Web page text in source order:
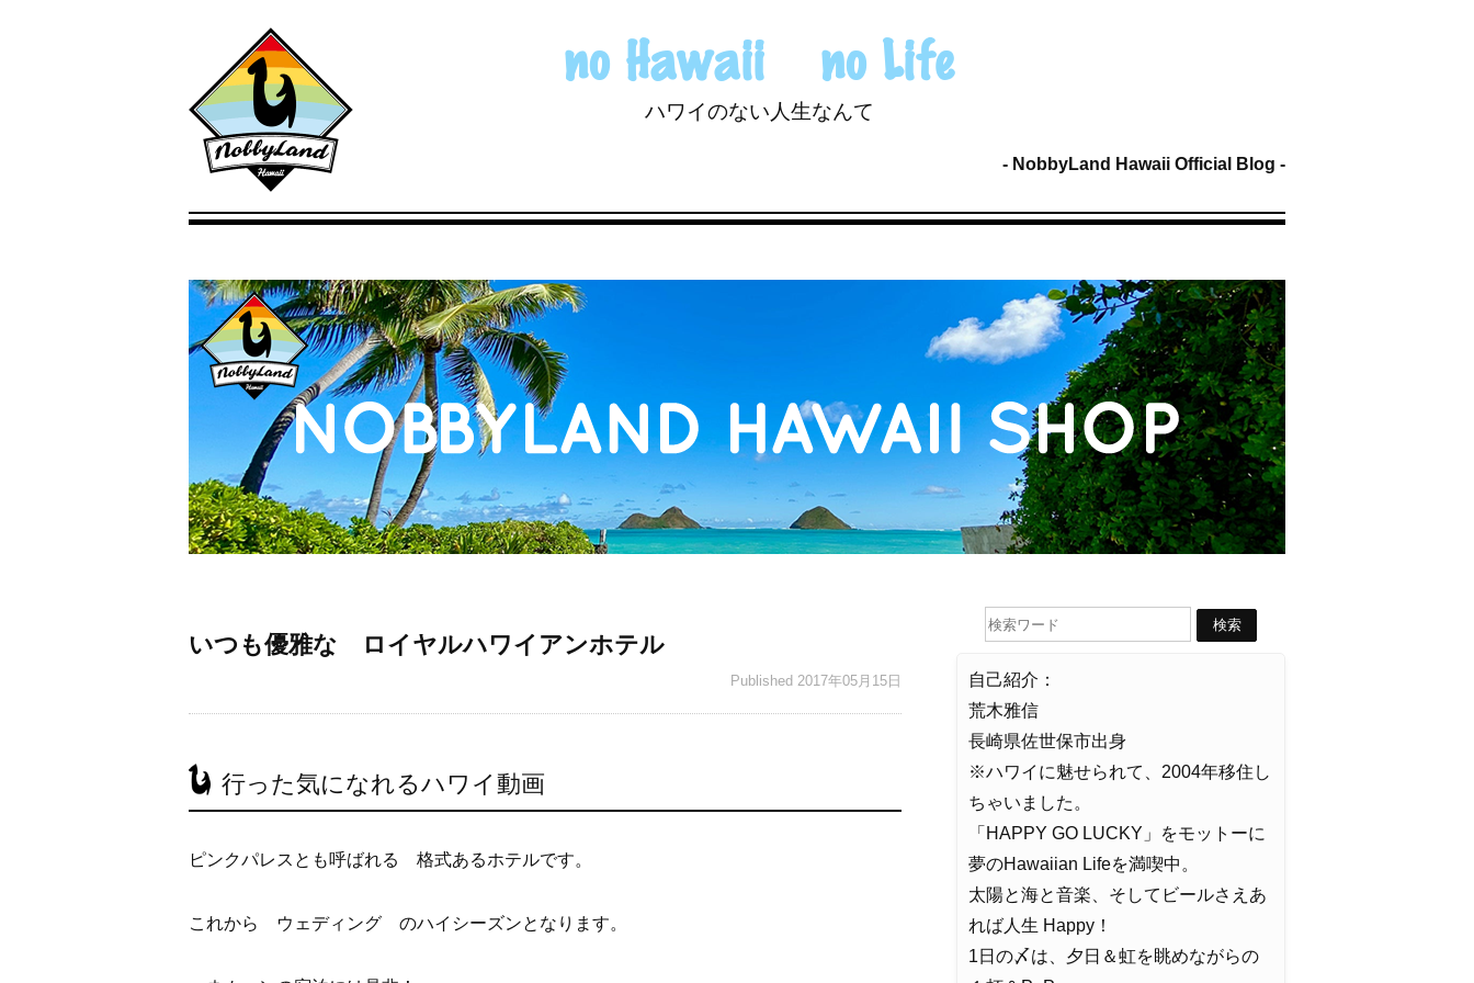
no Hawaii no Life
ハワイのない人生なんて
NobbyLand Hawaii Official Blog
いつも優雅な ロイヤルハワイアンホテル
Published 2017年05月15日
行った気になれるハワイ動画
ピンクパレスとも呼ばれる 格式あるホテルです。
これから ウェディング のハイシーズンとなります。
自己紹介：
荒木雅信
長崎県佐世保市出身
※ハワイに魅せられて、2004年移住し
ちゃいました。
「HAPPY GO LUCKY」をモットーに
夢のHawaiian Lifeを満喫中。
太陽と海と音楽、そしてビールさえあ
れば人生 Happy！
1日の〆は、夕日＆虹を眺めながらの